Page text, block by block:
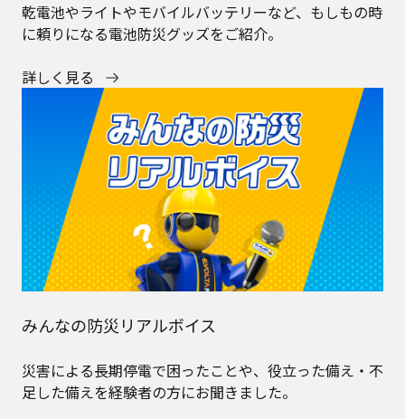
乾電池やライトやモバイルバッテリーなど、もしもの時
に頼りになる電池防災グッズをご紹介。
詳しく見る
みんなの防災リアルボイス
災害による長期停電で困ったことや、役立った備え・不
足した備えを経験者の方にお聞きました。